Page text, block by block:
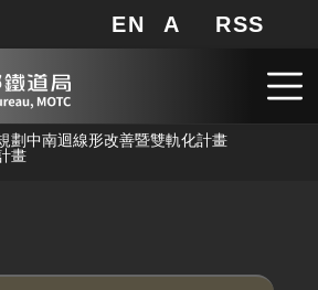
網站地圖
EN A 局長信箱
RSS
劃中南迴線形改善暨雙軌化計畫
畫